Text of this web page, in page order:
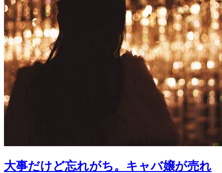
大事だけど忘れがち。キャバ嬢が売れ